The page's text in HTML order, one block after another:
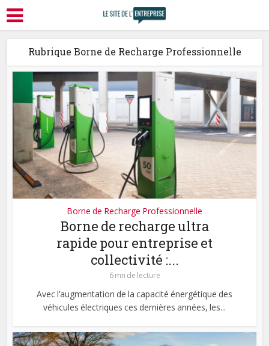
Rubrique Borne de Recharge Professionnelle
Borne de Recharge Professionnelle
Borne de recharge ultra
rapide pour entreprise et
collectivité :...
6 mn de lecture
Avec l’augmentation de la capacité énergétique des
véhicules électriques ces dernières années, les...